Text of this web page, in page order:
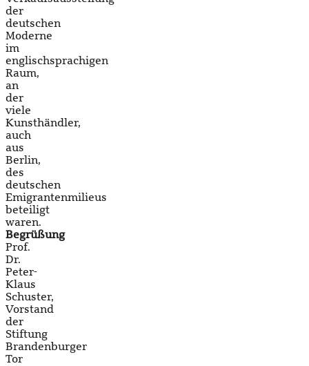
der
deutschen
Moderne
im
englischsprachigen
Raum,
an
der
viele
Kunsthändler,
auch
aus
Berlin,
des
deutschen
Emigrantenmilieus
beteiligt
waren.
Begrüßung
Prof.
Dr.
Peter-
Klaus
Schuster,
Vorstand
der
Stiftung
Brandenburger
Tor